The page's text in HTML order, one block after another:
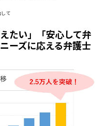
て
たい」「安心して弁
ーズに応える弁護士